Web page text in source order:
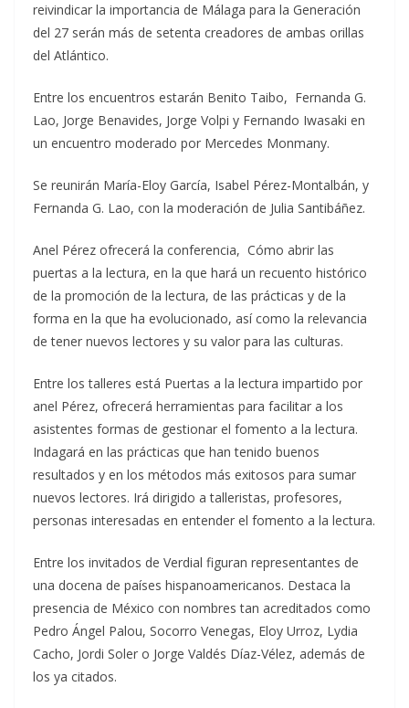
reivindicar la importancia de Málaga para la Generación
del 27 serán más de setenta creadores de ambas orillas
del Atlántico.
Entre los encuentros estarán Benito Taibo, Fernanda G.
Lao, Jorge Benavides, Jorge Volpi y Fernando Iwasaki en
un encuentro moderado por Mercedes Monmany.
Se reunirán María-Eloy García, Isabel Pérez-Montalbán, y
Fernanda G. Lao, con la moderación de Julia Santibáñez.
Anel Pérez ofrecerá la conferencia, Cómo abrir las
puertas a la lectura, en la que hará un recuento histórico
de la promoción de la lectura, de las prácticas y de la
forma en la que ha evolucionado, así como la relevancia
de tener nuevos lectores y su valor para las culturas.
Entre los talleres está Puertas a la lectura impartido por
anel Pérez, ofrecerá herramientas para facilitar a los
asistentes formas de gestionar el fomento a la lectura.
Indagará en las prácticas que han tenido buenos
resultados y en los métodos más exitosos para sumar
nuevos lectores. Irá dirigido a talleristas, profesores,
personas interesadas en entender el fomento a la lectura.
Entre los invitados de Verdial figuran representantes de
una docena de países hispanoamericanos. Destaca la
presencia de México con nombres tan acreditados como
Pedro Ángel Palou, Socorro Venegas, Eloy Urroz, Lydia
Cacho, Jordi Soler o Jorge Valdés Díaz-Vélez, además de
los ya citados.